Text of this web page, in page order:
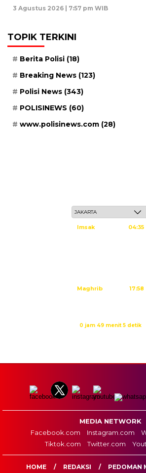
3 Agustus 2026 | 7:57 pm WIB
TOPIK TERKINI
Berita Polisi (18)
Breaking News (123)
Polisi News (343)
POLISINEWS (60)
www.polisinews.com (28)
Imsak 04:35
Maghrib 17:58
0 jam 49 menit 5 detik
MEDIA NETWORK
Facebook.com
Instagram.com
Tiktok.com
Twitter.com
HOME REDAKSI PEDOMAN